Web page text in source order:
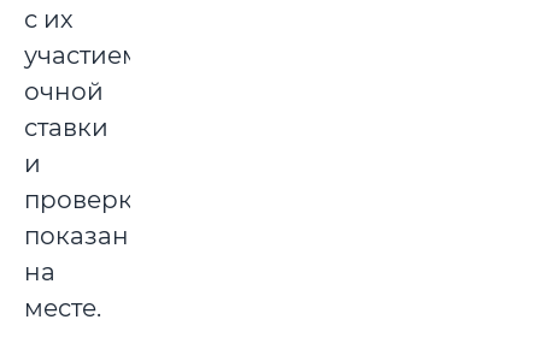
с их
участием
очной
ставки
и
проверки
показаний
на
месте.